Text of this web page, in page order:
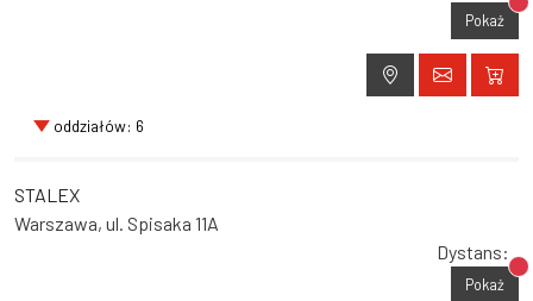
Pokaż
oddziałów: 6
STALEX
Warszawa, ul. Spisaka 11A
Dystans:
Pokaż